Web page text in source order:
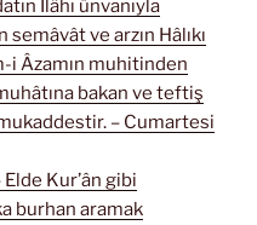
İlâhı ünvanıyla
semâvât ve arzın Hâlıkı
i Âzamın muhitinden
bakan ve teftiş
– Cumartesi
Elde Kur’ân gibi
burhan aramak